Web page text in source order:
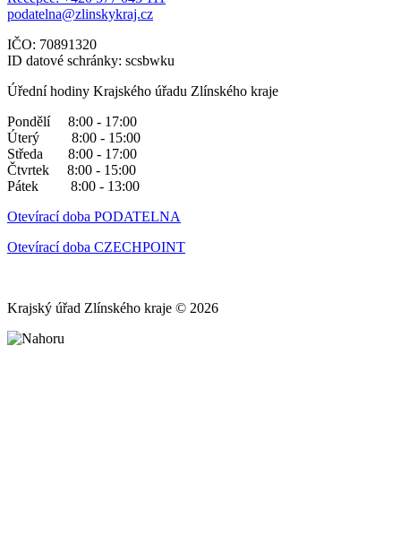
podatelna@zlinskykraj.cz
IČO: 70891320
ID datové schránky: scsbwku
Úřední hodiny Krajského úřadu Zlínského kraje
Pondělí 8:00 - 17:00
Úterý 8:00 - 15:00
Středa 8:00 - 17:00
Čtvrtek 8:00 - 15:00
Pátek 8:00 - 13:00
Otevírací doba PODATELNA
Otevírací doba CZECHPOINT
Krajský úřad Zlínského kraje © 2026